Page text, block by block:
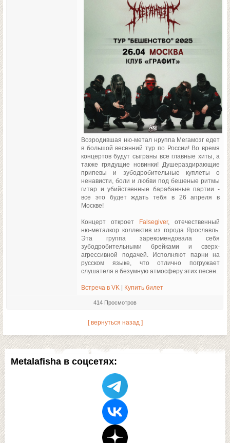
Metalafisha в соцсетях:
Возродившая ню-метал нруппа Мегамозг едет
в большой весенний тур по России! Во время
концертов будут сыграны все главные хиты, а
также грядущие новинки! Душераздирающие
припевы и зубодробительные куплеты о
ненависти, боли и любви под бешеные ритмы
гитар и убийственные барабанные партии -
все это будет ждать тебя в 26 апреля в
Москве!
Концерт откроет Falsegiver, отечественный
ню-металкор коллектив из города Ярославль.
Эта группа зарекомендовала себя
зубодробительными брейками и сверх-
агрессивной подачей. Исполняют парни на
русском языке, что отлично погружает
слушателя в безумную атмосферу этих песен.
Встреча в VK Купить билет
414 Просмотров
[ вернуться назад ]